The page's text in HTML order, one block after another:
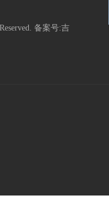
备案号:吉